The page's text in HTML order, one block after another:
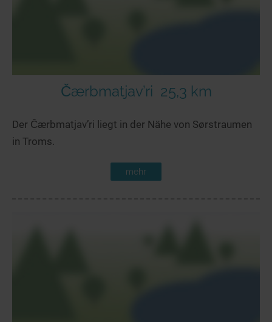
Čærbmatjav’ri 25,3 km
Der Čærbmatjav’ri liegt in der Nähe von Sørstraumen
in Troms.
mehr